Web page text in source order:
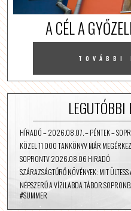
A CÉL A
TOVÁBBI
LEGUTÓBBI
HÍRADÓ – 2026.08.07. – PÉNTEK –
KÖZEL 11 000 TANKÖNYV MÁR
SOPRONTV 2026.08.06 HIRADÓ
SZÁRAZSÁGTŰRŐ NÖVÉNYEK: MIT
NÉPSZERŰ A VÍZILABDA TÁBOR
#SUMMER